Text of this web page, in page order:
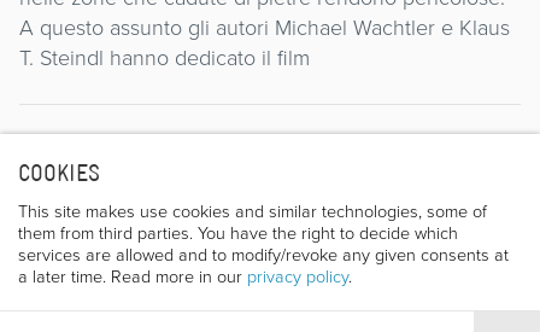
COOKIES
This site makes use cookies and similar technologies, some of
them from third parties. You have the right to decide which
services are allowed and to modify/revoke any given consents at
a later time. Read more in our privacy policy.
A questo assunto gli autori Michael Wachtler e Klaus
T. Steindl hanno dedicato il film
Director